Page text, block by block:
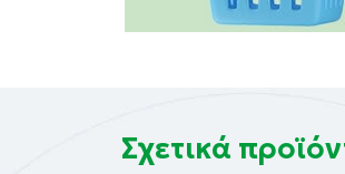
Σχετικά